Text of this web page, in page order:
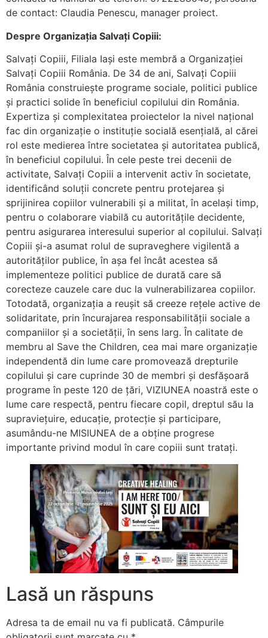
de contact: Claudia Penescu, manager proiect.
Despre Organizația Salvați Copiii:
Salvați Copiii, Filiala Iași este membră a Organizației
Salvați Copiii România. De 34 de ani, Salvați Copiii
România construiește programe sociale, politici publice
și practici solide în beneficiul copilului din România.
Expertiza și complexitatea proiectelor la nivel național
fac din organizație o instituție socială esențială, al cărei
rol este medierea între societatea și autoritatea publică,
în beneficiul copilului. În cele peste trei decenii de
activitate, Salvați Copiii a intervenit activ în societate,
identificând soluții concrete pentru protejarea și
sprijinirea copiilor vulnerabili și a militat, în același timp,
pentru o colaborare viabilă cu autoritățile decidente,
pentru asigurarea interesului superior al copilului. Salvați
Copiii și-a asumat rolul de supraveghere vigilentă a
autorităților publice, în așa fel încât acestea să
implementeze politici publice de durată care să
corecteze cauzele care duc la vulnerabilizarea copiilor.
Totodată, organizația a reușit să creeze rețele active de
solidaritate, prin încurajarea responsabilității sociale a
companiilor și a societății, în sens larg. În calitate de
membru al Save the Children, cea mai mare organizație
independentă din lume care promovează drepturile
copilului şi care cuprinde 30 de membri și desfășoară
programe în peste 120 de țări, VIZIUNEA noastră este o
lume care respectă, pentru fiecare copil, dreptul său la
supraviețuire, educație, protecție și participare,
asumându-ne MISIUNEA de a obține progrese
importante privind modul în care copiii sunt tratați.
Lasă un răspuns
Adresa ta de email nu va fi publicată. Câmpurile